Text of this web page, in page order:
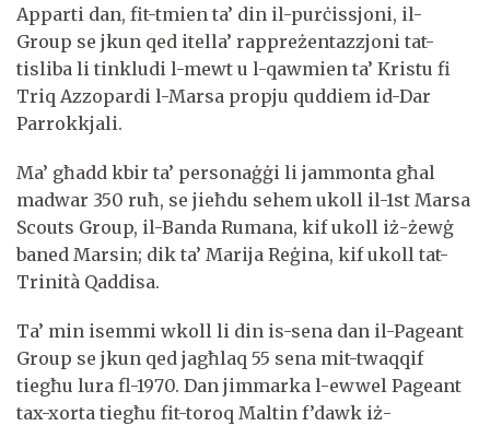
Apparti dan, fit-tmien ta’ din il-purċissjoni, il-
Group se jkun qed itella’ rappreżentazzjoni tat-
tisliba li tinkludi l-mewt u l-qawmien ta’ Kristu fi
Triq Azzopardi l-Marsa propju quddiem id-Dar
Parrokkjali.
Ma’ għadd kbir ta’ personaġġi li jammonta għal
madwar 350 ruħ, se jieħdu sehem ukoll il-1st Marsa
Scouts Group, il-Banda Rumana, kif ukoll iż-żewġ
baned Marsin; dik ta’ Marija Reġina, kif ukoll tat-
Trinità Qaddisa.
Ta’ min isemmi wkoll li din is-sena dan il-Pageant
Group se jkun qed jagħlaq 55 sena mit-twaqqif
tiegħu lura fl-1970. Dan jimmarka l-ewwel Pageant
tax-xorta tiegħu fit-toroq Maltin f’dawk iż-